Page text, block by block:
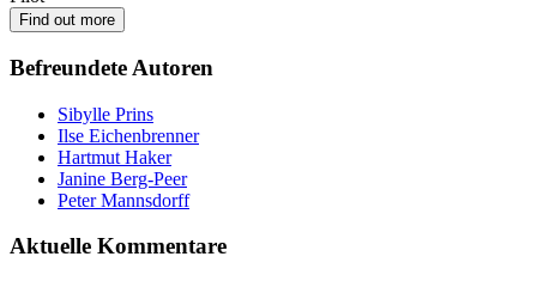
Find out more
Befreundete Autoren
Sibylle Prins
Ilse Eichenbrenner
Hartmut Haker
Janine Berg-Peer
Peter Mannsdorff
Aktuelle Kommentare